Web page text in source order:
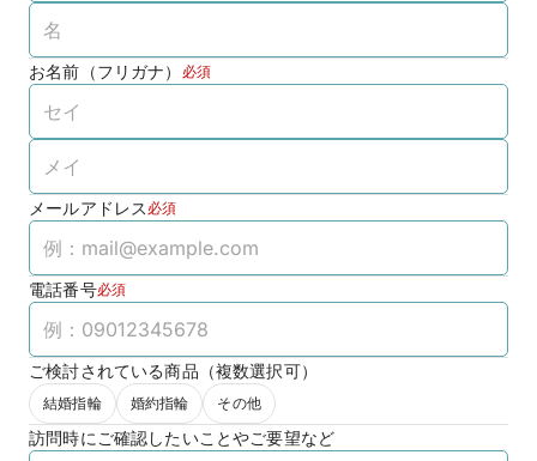
お名前（フリガナ） 必須
メールアドレス 必須
電話番号必須
ご検討されている商品（複数選択可）
結婚指輪 婚約指輪 その他
訪問時にご確認したいことやご要望など